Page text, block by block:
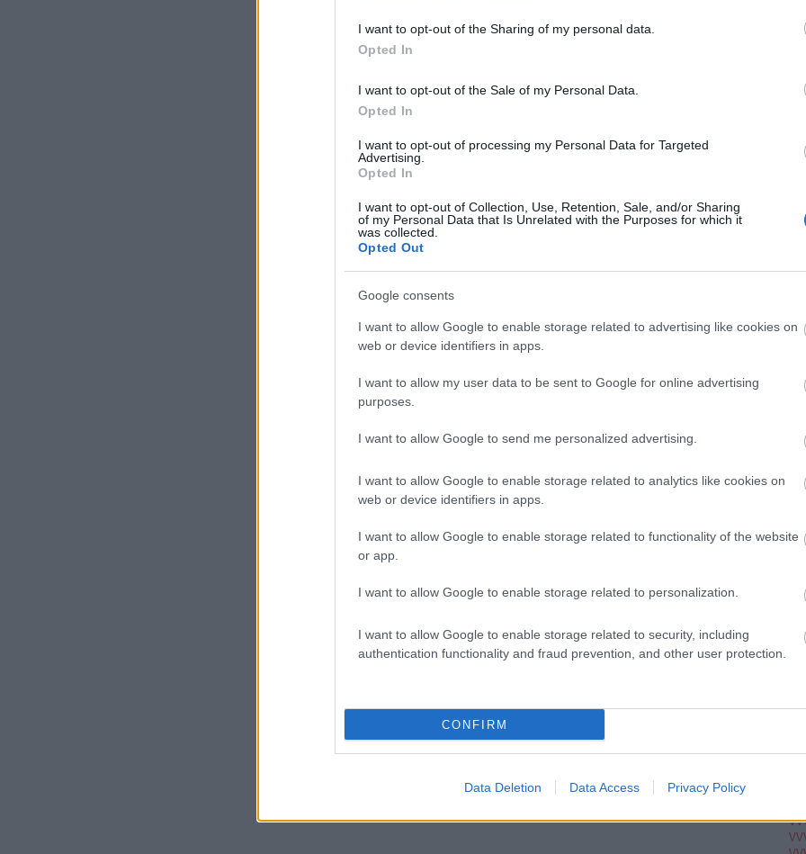
I want to opt-out of the Sharing of my personal data.
Opted In
I want to opt-out of the Sale of my Personal Data.
Opted In
I want to opt-out of processing my Personal Data for Targeted
Advertising.
Opted In
I want to opt-out of Collection, Use, Retention, Sale, and/or Sharing
of my Personal Data that Is Unrelated with the Purposes for which it
was collected.
Opted Out
Google consents
I want to allow Google to enable storage related to advertising like cookies on
web or device identifiers in apps.
I want to allow my user data to be sent to Google for online advertising
purposes.
I want to allow Google to send me personalized advertising.
I want to allow Google to enable storage related to analytics like cookies on
web or device identifiers in apps.
I want to allow Google to enable storage related to functionality of the website
or app.
I want to allow Google to enable storage related to personalization.
I want to allow Google to enable storage related to security, including
authentication functionality and fraud prevention, and other user protection.
CONFIRM
Data Deletion Data Access Privacy Policy